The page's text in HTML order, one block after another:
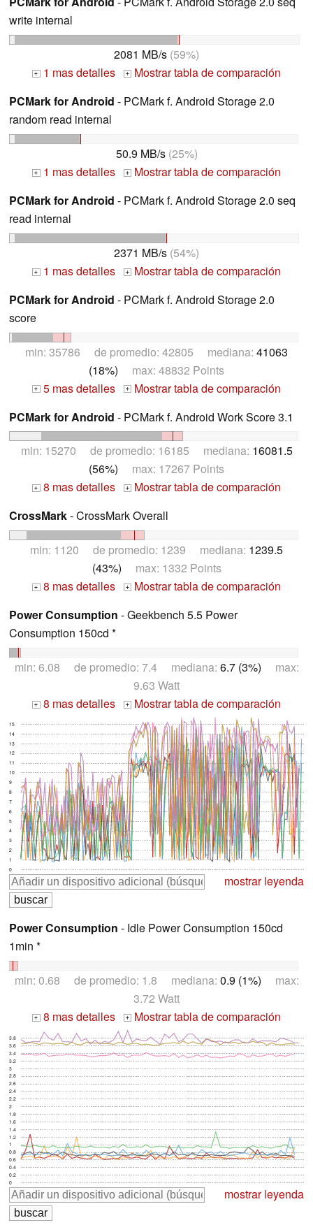
write internal
2081 MB/s (59%)
+ 1 mas detalles +
Mostrar tabla de comparación
PCMark for Android - PCMark f. Android Storage 2.0
random read internal
50.9 MB/s(25%)
+ 1 mas detalles +
Mostrar tabla de comparación
PCMark for Android - PCMark f. Android Storage 2.0 seq
read internal
2371 MB/s (54%)
+ 1 mas detalles +
Mostrar tabla de comparación
PCMark for Android - PCMark f. Android Storage 2.0
score
min: 35786 de promedio: 42805 mediana: 41063
(18%) max: 48832 Points
+ 5 mas detalles +
Mostrar tabla de comparación
PCMark for Android - PCMark f. Android Work Score 3.1
min: 15270 de promedio: 16185 mediana: 16081.5
(56%) max: 17267 Points
+ 8 mas detalles +
Mostrar tabla de comparación
CrossMark- CrossMark Overall
min: 1120 de promedio: 1239 mediana: 1239.5
(43%) max: 1332 Points
+ 8 mas detalles +
Mostrar tabla de comparación
Power Consumption - Geekbench 5.5 Power
Consumption 150cd *
min: 6.08 de promedio: 7.4 mediana: 6.7 (3%) max:
9.63 Watt
+ 8 mas detalles + Mostrar tabla de comparación
0
1
2
3
4
5
6
7
8
9
10
11
12
13
14
15
mostrar leyenda
Power Consumption - Idle Power Consumption 150cd
1min *
min: 0.68 de promedio: 1.8 mediana: 0.9 (1%) max:
3.72 Watt
+ 8 mas detalles + Mostrar tabla de comparación
0
0.2
0.4
0.6
0.8
1
1.2
1.4
1.6
1.8
2
2.2
2.4
2.6
2.8
3
3.2
3.4
3.6
3.8
mostrar leyenda